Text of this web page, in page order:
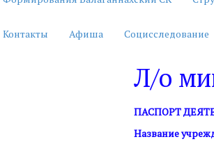
Контакты Афиша Социсследование
Л/о
ПАСПОРТ
Название